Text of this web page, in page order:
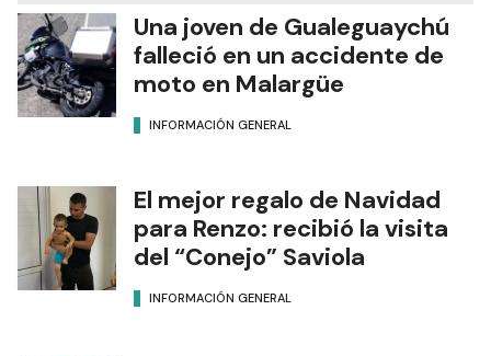
Una joven de Gualeguaychú
falleció en un accidente de
moto en Malargüe
INFORMACIÓN GENERAL
El mejor regalo de Navidad
para Renzo: recibió la visita
del “Conejo” Saviola
INFORMACIÓN GENERAL